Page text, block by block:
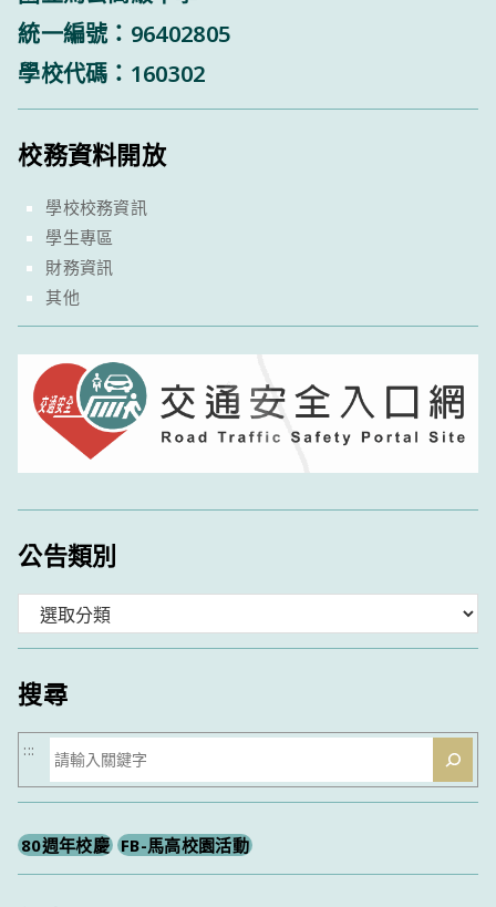
統一編號：96402805
學校代碼：160302
校務資料開放
學校校務資訊
學生專區
財務資訊
其他
公告類別
類
搜尋
搜
尋
:::
80週年校慶 FB-馬高校園活動